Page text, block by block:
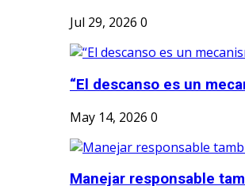
Jul 29, 2026 0
“El descanso es un
May 14, 2026 0
Manejar responsable